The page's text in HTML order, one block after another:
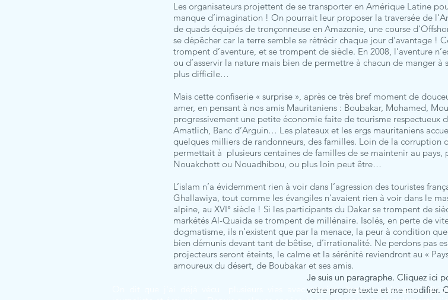
Les organisateurs projettent de se transporter en Amérique Latine
manque d’imagination ! On pourrait leur proposer la traversée de
de quads équipés de tronçonneuse en Amazonie, une course
se dépêcher car la terre semble se rétrécir chaque jour d’avantage !
trompent d’aventure, et se trompent de siècle. En 2008, l’aventure
ou d’asservir la nature mais bien de permettre à chacun de manger
plus difficile…
Mais cette confiserie « surprise », après ce très bref moment de
amer, en pensant à nos amis Mauritaniens : Boubakar, Mohamed,
progressivement une petite économie faite de tourisme respectueux
Amatlich, Banc d’Arguin… Les plateaux et les ergs mauritaniens
quelques milliers de randonneurs, des familles. Loin de la corruption
permettait à plusieurs centaines de familles de se maintenir au pays,
Nouakchott ou Nouadhibou, ou plus loin peut être…
L’islam n’a évidemment rien à voir dans l’agression des touristes
Ghallawiya, tout comme les évangiles n’avaient rien à voir dans le
alpine, au XVI° siècle ! Si les participants du Dakar se trompent de
markétés Al-Quaida se trompent de millénaire. Isolés, en perte de
dogmatisme, ils n’existent que par la menace, la peur à condition
bien démunis devant tant de bêtise, d’irrationalité. Ne perdons pas
projecteurs seront éteints, le calme et la sérénité reviendront au «
amoureux du désert, de Boubakar et ses amis.
Je suis un paragraphe. Cliquez ici
votre propre texte et me modifier.
Je suis un paragraphe. Cliquez ici
votre propre texte et me modifier.
On dit que j'ai déjà vécu plusieurs vies avec passion. Ingénieur-plongeur,